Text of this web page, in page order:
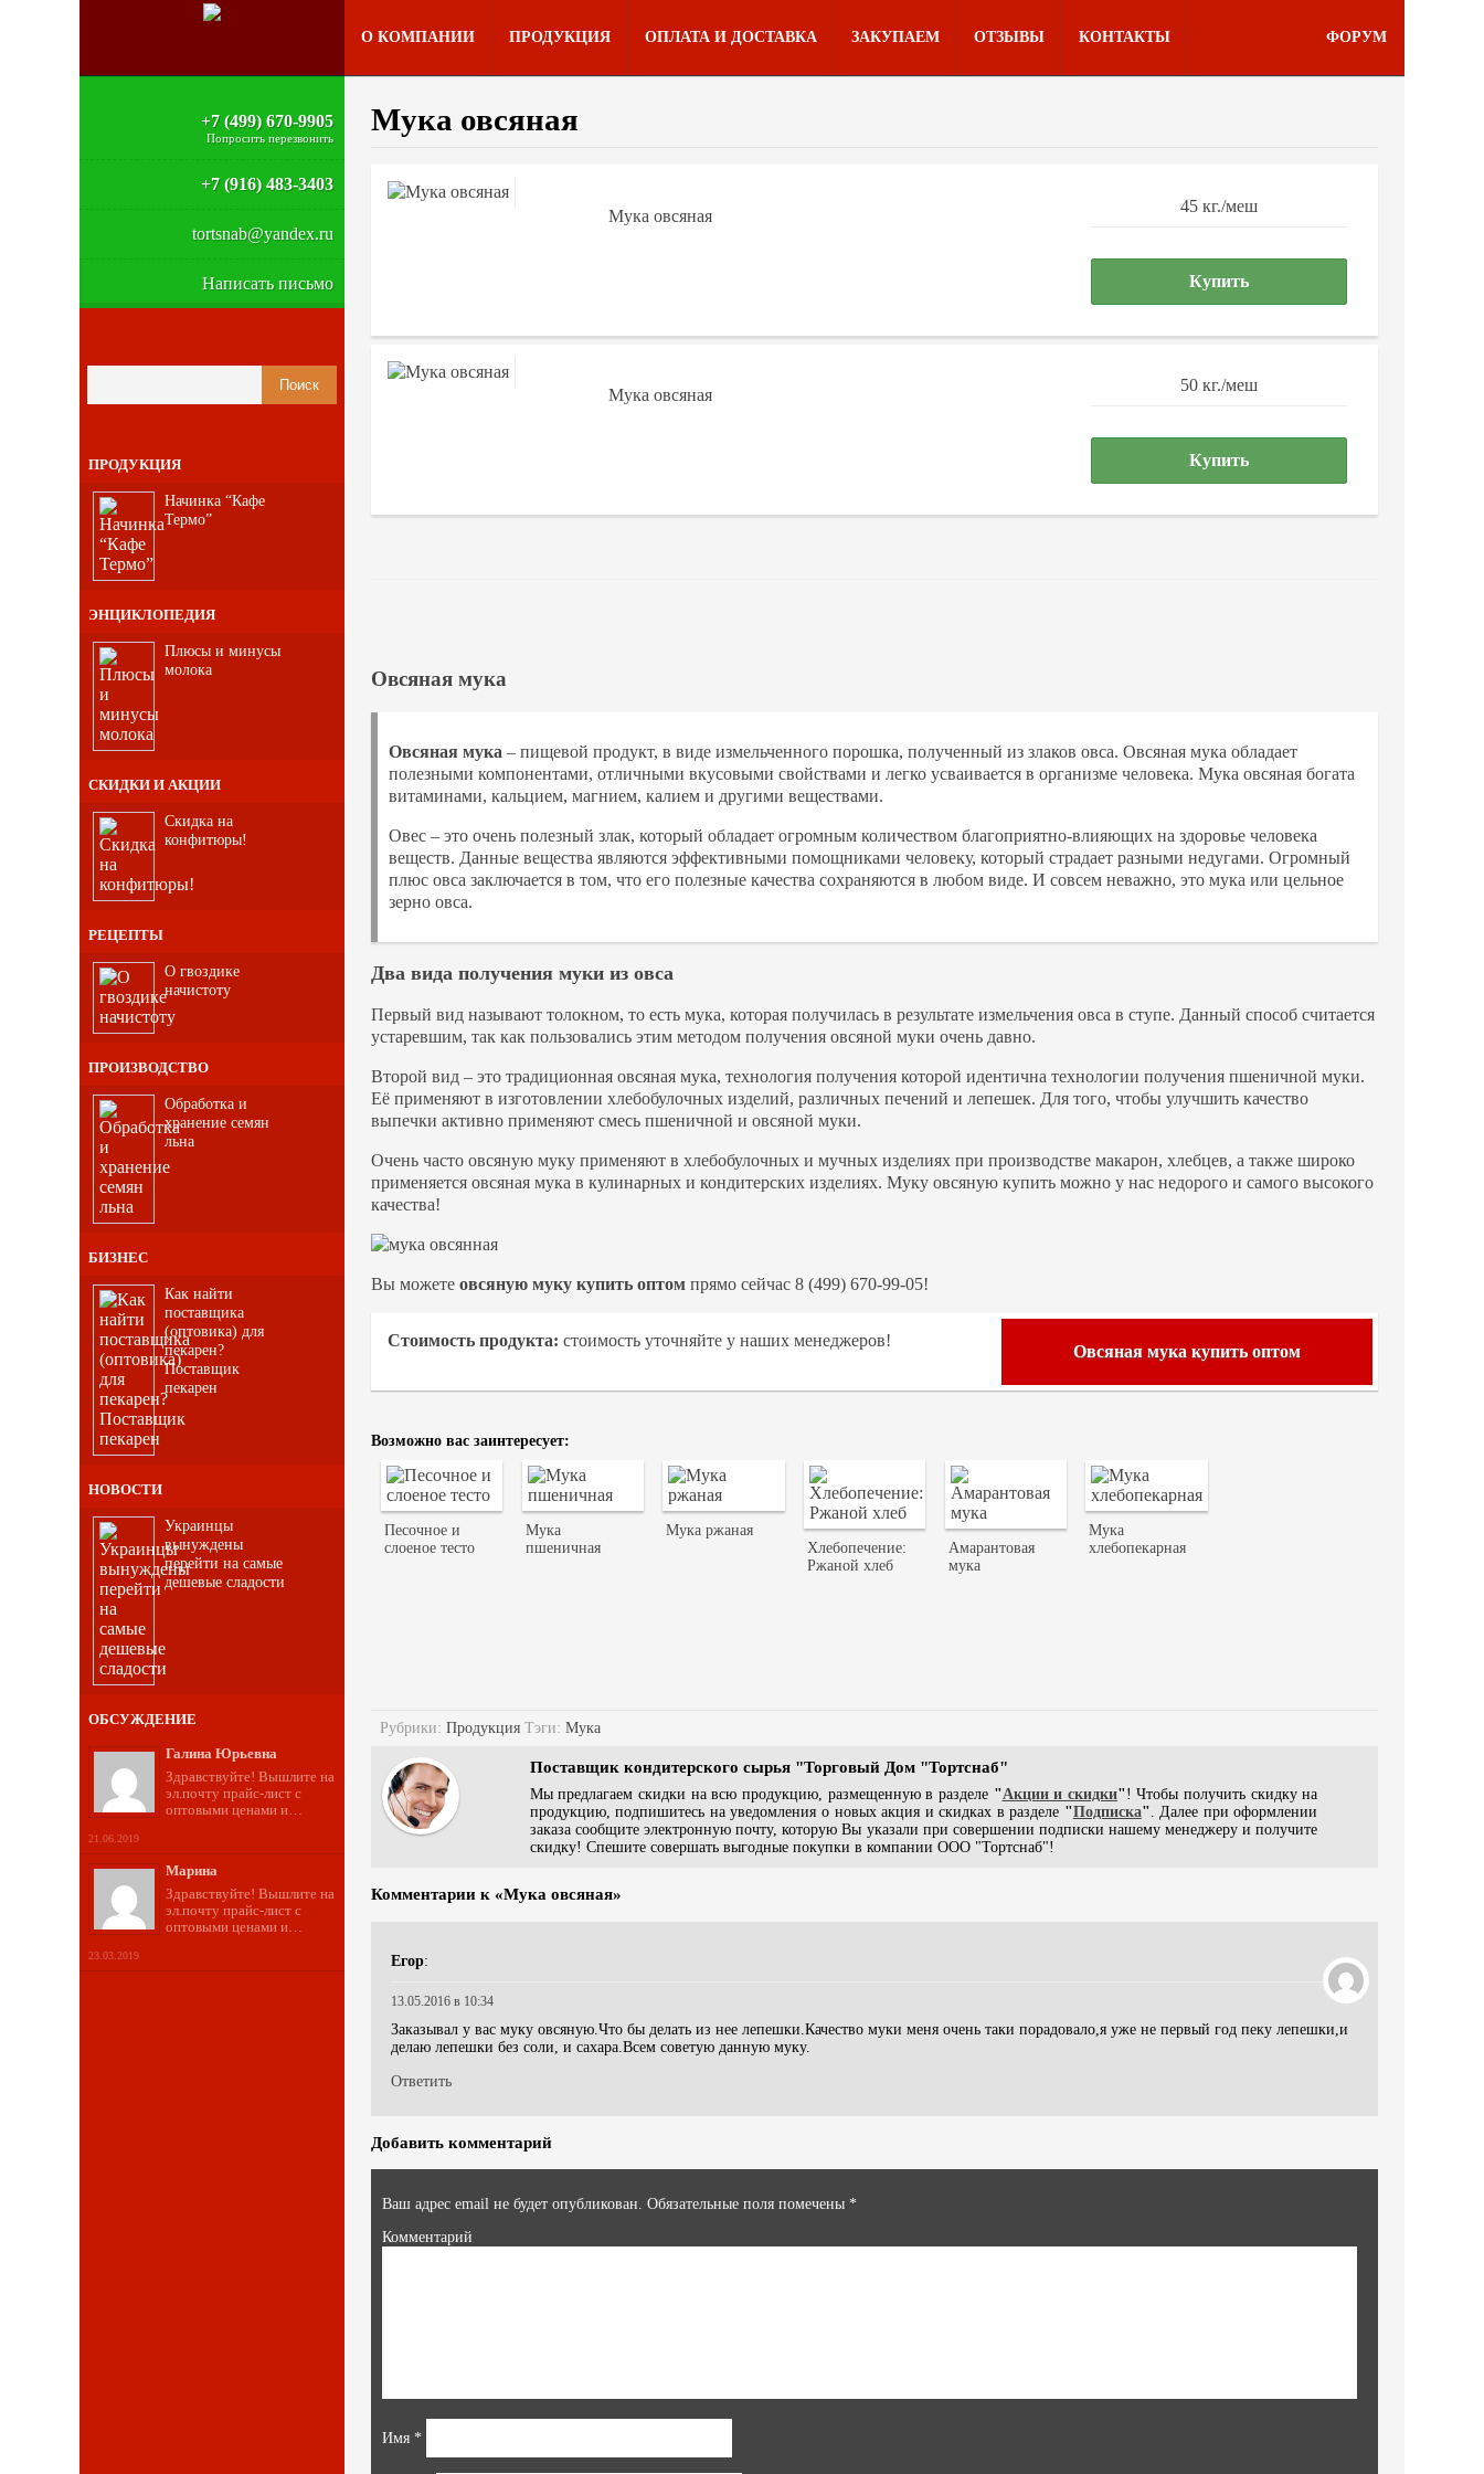
О КОМПАНИИ ПРОДУКЦИЯ ОПЛАТА И ДОСТАВКА ЗАКУПАЕМ ОТЗЫВЫ КОНТАКТЫ ФОРУМ
+7 (499) 670-9905
Попросить перезвонить
+7 (916) 483-3403
tortsnab@yandex.ru
Написать письмо
ПРОДУКЦИЯ
Начинка “Кафе
Термо”
ЭНЦИКЛОПЕДИЯ
Плюсы и минусы
молока
СКИДКИ И АКЦИИ
Скидка на
конфитюры!
РЕЦЕПТЫ
О гвоздике
начистоту
ПРОИЗВОДСТВО
Обработка и
хранение семян
льна
БИЗНЕС
Как найти
поставщика
(оптовика) для
пекарен?
Поставщик
пекарен
НОВОСТИ
Украинцы
вынуждены
перейти на самые
дешевые сладости
ОБСУЖДЕНИЕ
Галина Юрьевна
Здравствуйте! Вышлите на
эл.почту прайс-лист с
оптовыми ценами и…
21.06.2019
Марина
Здравствуйте! Вышлите на
эл.почту прайс-лист с
оптовыми ценами и…
23.03.2019
Мука овсяная
Мука овсяная
45 кг./меш
Купить
Мука овсяная
50 кг./меш
Купить
Овсяная мука
Овсяная мука – пищевой продукт, в виде измельченного порошка, полученный из злаков овса. Овсяная мука обладает
полезными компонентами, отличными вкусовыми свойствами и легко усваивается в организме человека. Мука овсяная богата
витаминами, кальцием, магнием, калием и другими веществами.
Овес – это очень полезный злак, который обладает огромным количеством благоприятно-влияющих на здоровье человека
веществ. Данные вещества являются эффективными помощниками человеку, который страдает разными недугами. Огромный
плюс овса заключается в том, что его полезные качества сохраняются в любом виде. И совсем неважно, это мука или цельное
зерно овса.
Два вида получения муки из овса
Первый вид называют толокном, то есть мука, которая получилась в результате измельчения овса в ступе. Данный способ считается
устаревшим, так как пользовались этим методом получения овсяной муки очень давно.
Второй вид – это традиционная овсяная мука, технология получения которой идентична технологии получения пшеничной муки.
Её применяют в изготовлении хлебобулочных изделий, различных печений и лепешек. Для того, чтобы улучшить качество
выпечки активно применяют смесь пшеничной и овсяной муки.
Очень часто овсяную муку применяют в хлебобулочных и мучных изделиях при производстве макарон, хлебцев, а также широко
применяется овсяная мука в кулинарных и кондитерских изделиях. Муку овсяную купить можно у нас недорого и самого высокого
качества!
Вы можете овсяную муку купить оптом прямо сейчас 8 (499) 670-99-05!
Стоимость продукта: стоимость уточняйте у наших менеджеров!
Овсяная мука купить оптом
Возможно вас заинтересует:
Песочное и
слоеное тесто
Мука
пшеничная
Мука ржаная
Хлебопечение:
Ржаной хлеб
Амарантовая
мука
Мука
хлебопекарная
Рубрики: Продукция Тэги: Мука
Поставщик кондитерского сырья "Торговый Дом "Тортснаб"
Мы предлагаем скидки на всю продукцию, размещенную в разделе "Акции и скидки"! Чтобы получить скидку на
продукцию, подпишитесь на уведомления о новых акция и скидках в разделе "Подписка" . Далее при оформлении
заказа сообщите электронную почту, которую Вы указали при совершении подписки нашему менеджеру и получите
скидку! Спешите совершать выгодные покупки в компании ООО "Тортснаб"!
Комментарии к «Мука овсяная»
Егор:
13.05.2016 в 10:34
Заказывал у вас муку овсяную.Что бы делать из нее лепешки.Качество муки меня очень таки порадовало,я уже не первый год пеку лепешки,и
делаю лепешки без соли, и сахара.Всем советую данную муку.
Ответить
Добавить комментарий
Ваш адрес email не будет опубликован. Обязательные поля помечены *
Комментарий
Имя *